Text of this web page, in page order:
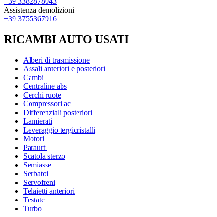
Assistenza demolizioni
+39 3755367916
RICAMBI AUTO USATI
Alberi di trasmissione
Assali anteriori e posteriori
Cambi
Centraline abs
Cerchi ruote
Compressori ac
Differenziali posteriori
Lamierati
Leveraggio tergicristalli
Motori
Paraurti
Scatola sterzo
Semiasse
Serbatoi
Servofreni
Telaietti anteriori
Testate
Turbo